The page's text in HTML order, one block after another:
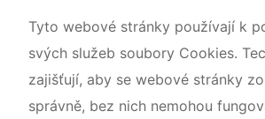
Tyto webové stránky používají k
svých služeb soubory Cookies.
zajišťují, aby se webové stránky
správně, bez nich nemohou